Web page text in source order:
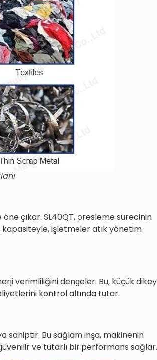
çıkar. SL40QT, presleme sürecinin
kapasiteyle, işletmeler atık yönetim
verimliliğini dengeler. Bu, küçük dikey
kontrol altında tutar.
sahiptir. Bu sağlam inşa, makinenin
güvenilir ve tutarlı bir performans sağlar.